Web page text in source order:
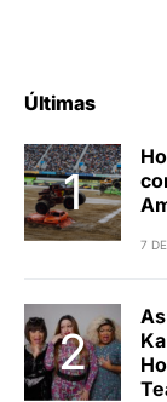
Últimas
7